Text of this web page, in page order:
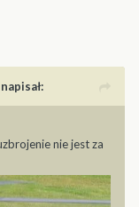
napisał:
nie jest za